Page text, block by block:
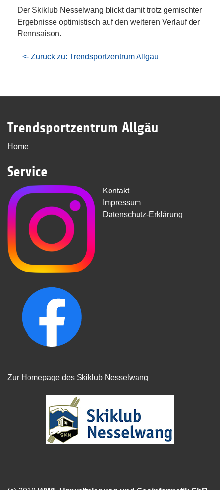
Der Skiklub Nesselwang blickt damit trotz gemischter
Ergebnisse optimistisch auf den weiteren Verlauf der
Rennsaison.
<- Zurück zu: Trendsportzentrum Allgäu
Trendsportzentrum Allgäu
Home
Service
Kontakt
Impressum
Datenschutz-Erklärung
Zur Homepage des Skiklub Nesselwang